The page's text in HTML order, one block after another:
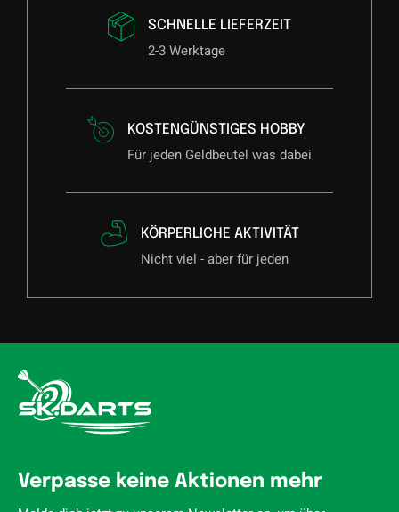
SCHNELLE LIEFERZEIT
2-3 Werktage
KOSTENGÜNSTIGES HOBBY
Für jeden Geldbeutel was dabei
KÖRPERLICHE AKTIVITÄT
Nicht viel - aber für jeden
Verpasse keine Aktionen mehr